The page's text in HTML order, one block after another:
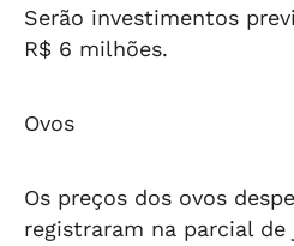
Serão investimentos
R$ 6 milhões.
Ovos
Os preços dos ovos
registraram na parcial